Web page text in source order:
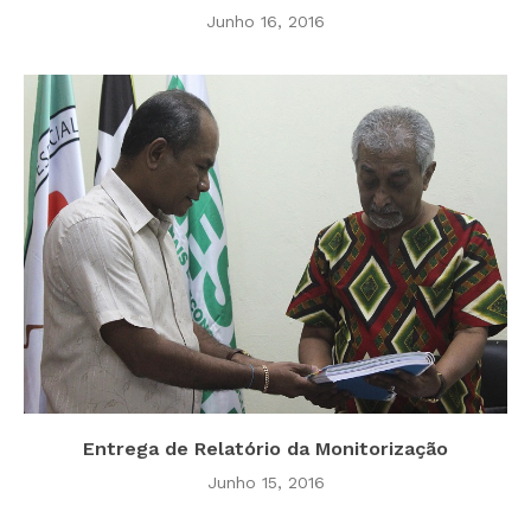
Junho 16, 2016
Entrega de Relatório da Monitorização
Junho 15, 2016